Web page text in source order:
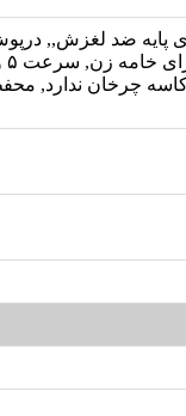
پایه ضد لغزش,,
چرخان ندارد,